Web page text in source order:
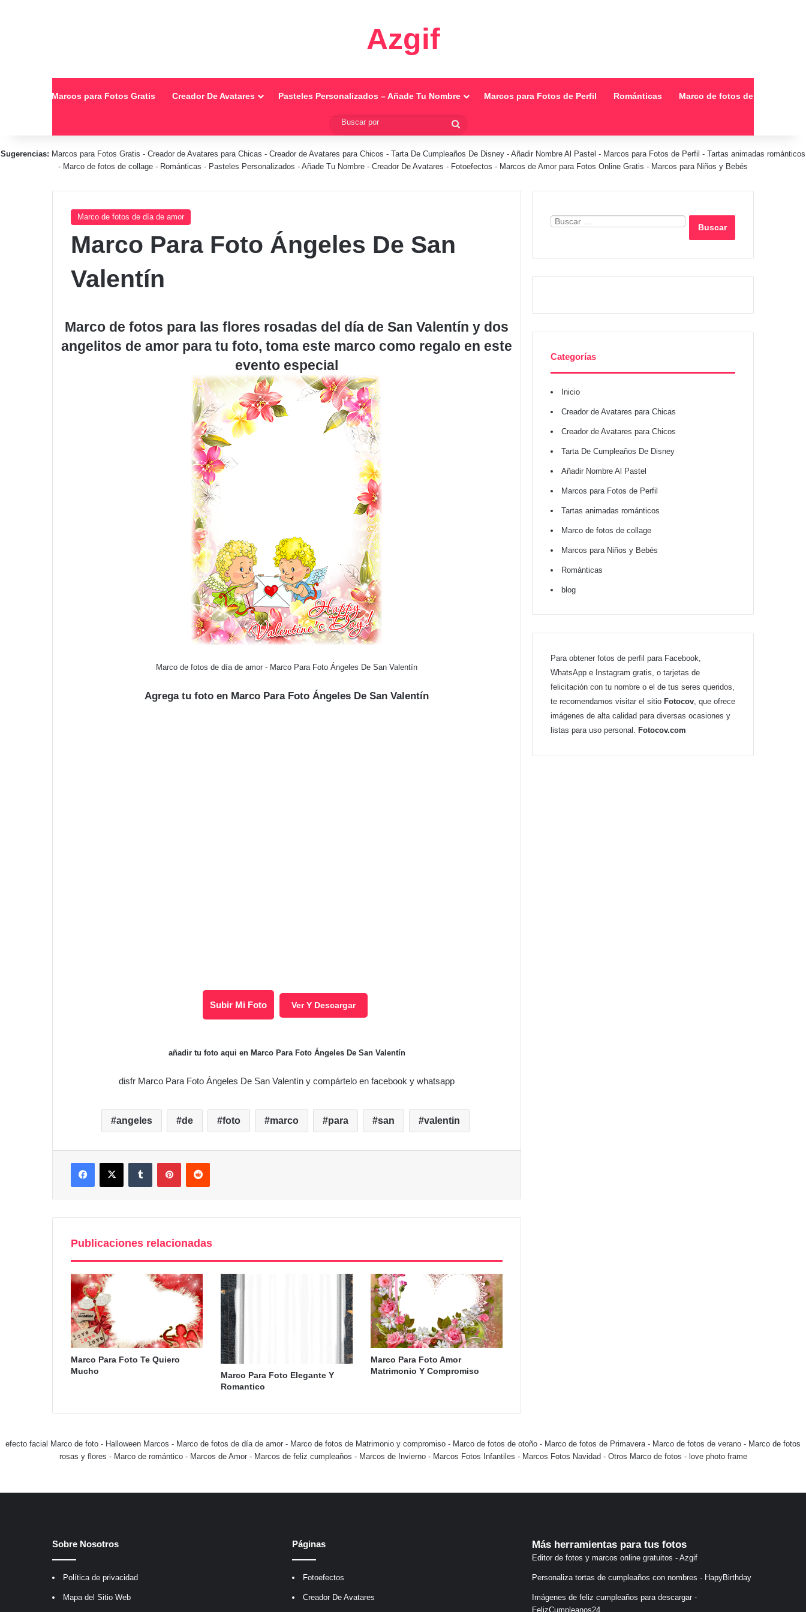
Azgif
Marcos para Fotos Gratis Creador De Avatares Pasteles Personalizados – Añade Tu Nombre Marcos para Fotos de Perfil Románticas Marco de fotos de collage
Sugerencias: Marcos para Fotos Gratis - Creador de Avatares para Chicas - Creador de Avatares para Chicos - Tarta De Cumpleaños De Disney - Añadir Nombre Al Pastel - Marcos para Fotos de Perfil - Tartas animadas románticos
- Marco de fotos de collage - Románticas - Pasteles Personalizados - Añade Tu Nombre - Creador De Avatares - Fotoefectos - Marcos de Amor para Fotos Online Gratis - Marcos para Niños y Bebés
Marco de fotos de día de amor
Marco Para Foto Ángeles De San
Valentín
Marco de fotos para las flores rosadas del día de San Valentín y dos
angelitos de amor para tu foto, toma este marco como regalo en este
evento especial
Marco de fotos de día de amor - Marco Para Foto Ángeles De San Valentín
Agrega tu foto en Marco Para Foto Ángeles De San Valentín
Subir Mi Foto Ver Y Descargar
añadir tu foto aqui en Marco Para Foto Ángeles De San Valentín
disfr Marco Para Foto Ángeles De San Valentín y compártelo en facebook y whatsapp
angeles de foto marco para san valentin
FacebookX Tumblr PinterestReddit
Publicaciones relacionadas
Marco Para Foto Te Quiero
Mucho
Marco Para Foto Elegante Y
Romantico
Marco Para Foto Amor
Matrimonio Y Compromiso
Categorías
Inicio
Creador de Avatares para Chicas
Creador de Avatares para Chicos
Tarta De Cumpleaños De Disney
Añadir Nombre Al Pastel
Marcos para Fotos de Perfil
Tartas animadas románticos
Marco de fotos de collage
Marcos para Niños y Bebés
Románticas
blog
Para obtener fotos de perfil para Facebook,
WhatsApp e Instagram gratis, o tarjetas de
felicitación con tu nombre o el de tus seres queridos,
te recomendamos visitar el sitio Fotocov, que ofrece
imágenes de alta calidad para diversas ocasiones y
listas para uso personal. Fotocov.com
efecto facial Marco de foto - Halloween Marcos - Marco de fotos de día de amor - Marco de fotos de Matrimonio y compromiso - Marco de fotos de otoño - Marco de fotos de Primavera- Marco de fotos de verano - Marco de fotos
rosas y flores - Marco de romántico- Marcos de Amor- Marcos de feliz cumpleaños - Marcos de Invierno- Marcos Fotos Infantiles - Marcos Fotos Navidad - Otros Marco de fotos - love photo frame
Sobre Nosotros
Política de privacidad
Mapa del Sitio Web
Páginas
Fotoefectos
Creador De Avatares
Más herramientas para tus fotos
Editor de fotos y marcos online gratuitos - Azgif
Personaliza tortas de cumpleaños con nombres - HapyBirthday
Imágenes de feliz cumpleaños para descargar -
FelizCumpleanos24